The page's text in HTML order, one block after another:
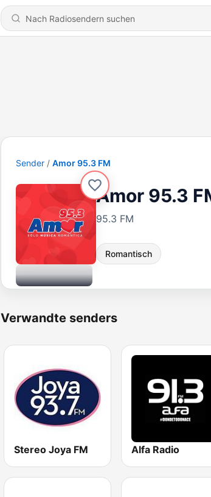
Sender Amor 95.3 FM
Amor 95.3
95.3 FM
Romantisch
Verwandte senders
Stereo Joya FM Alfa Radio